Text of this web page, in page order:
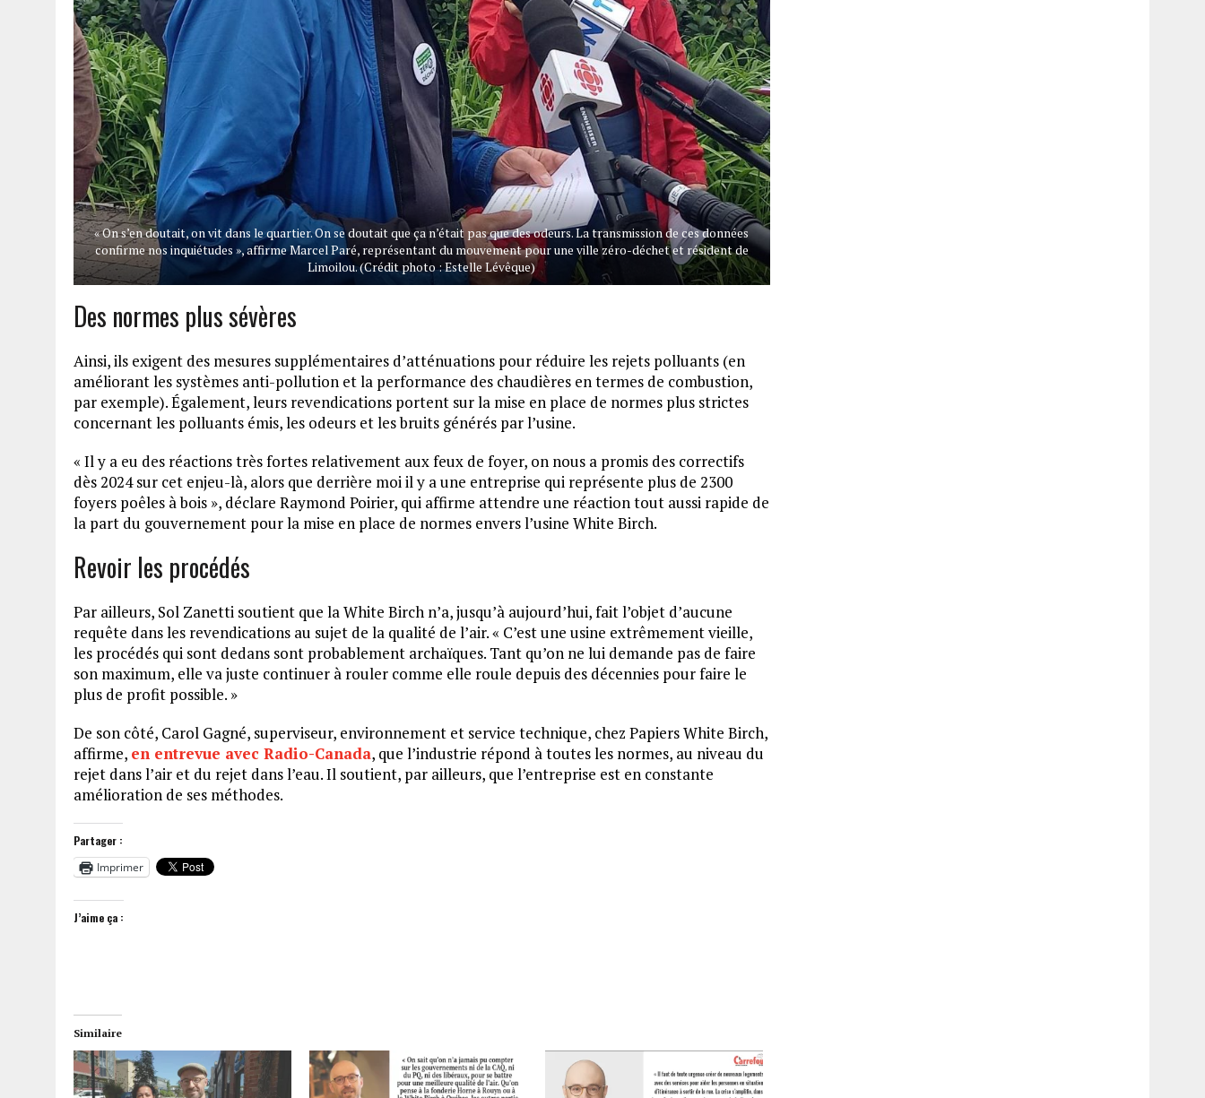
« On s’en doutait, on vit dans le quartier. On se doutait que ça n’était pas que des odeurs. La transmission de ces données
confirme nos inquiétudes », affirme Marcel Paré, représentant du mouvement pour une ville zéro-déchet et résident de
Limoilou. (Crédit photo : Estelle Lévêque)
Des normes plus sévères
Ainsi, ils exigent des mesures supplémentaires d’atténuations pour réduire les rejets polluants (en
améliorant les systèmes anti-pollution et la performance des chaudières en termes de combustion,
par exemple). Également, leurs revendications portent sur la mise en place de normes plus strictes
concernant les polluants émis, les odeurs et les bruits générés par l’usine.
« Il y a eu des réactions très fortes relativement aux feux de foyer, on nous a promis des correctifs
dès 2024 sur cet enjeu-là, alors que derrière moi il y a une entreprise qui représente plus de 2300
foyers poêles à bois », déclare Raymond Poirier, qui affirme attendre une réaction tout aussi rapide de
la part du gouvernement pour la mise en place de normes envers l’usine White Birch.
Revoir les procédés
Par ailleurs, Sol Zanetti soutient que la White Birch n’a, jusqu’à aujourd’hui, fait l’objet d’aucune
requête dans les revendications au sujet de la qualité de l’air. « C’est une usine extrêmement vieille,
les procédés qui sont dedans sont probablement archaïques. Tant qu’on ne lui demande pas de faire
son maximum, elle va juste continuer à rouler comme elle roule depuis des décennies pour faire le
plus de profit possible. »
De son côté, Carol Gagné, superviseur, environnement et service technique, chez Papiers White Birch,
affirme, en entrevue avec Radio-Canada, que l’industrie répond à toutes les normes, au niveau du
rejet dans l’air et du rejet dans l’eau. Il soutient, par ailleurs, que l’entreprise est en constante
amélioration de ses méthodes.
Partager :
Imprimer
J’aime ça :
Similaire